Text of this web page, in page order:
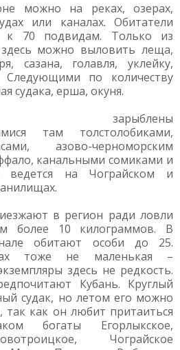
можно на реках, озерах,
или каналах. Обитатели
к 70 подвидам. Только из
можно выловить леща,
сазана, голавля, уклейку,
Следующими по количеству
судака, ерша, окуня.
зарыблены
там толстолобиками,
азово-черноморским
канальными сомиками и
ведется на Чограйском и
в регион ради ловли
более 10 килограммов. В
обитают особи до 25.
тоже не маленькая –
здесь не редкость.
Кубань. Круглый
судак, но летом его можно
так как он любит притаиться
богаты Егорлыкское,
Чограйское